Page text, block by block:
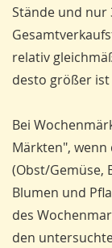
Stände und nur
relativ
desto größer
Bei
Märkten",
(Obst/Gemüse,
Blumen und
des
den